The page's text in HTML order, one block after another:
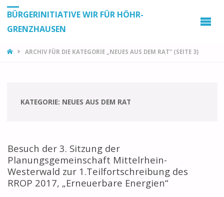
BÜRGERINITIATIVE WIR FÜR HÖHR-
GRENZHAUSEN
STARTARCHIV FÜR DIE KATEGORIE „NEUES AUS DEM RAT“(SEITE 3)
KATEGORIE: NEUES AUS DEM RAT
Besuch der 3. Sitzung der
Planungsgemeinschaft Mittelrhein-
Westerwald zur 1.Teilfortschreibung des
RROP 2017, „Erneuerbare Energien“